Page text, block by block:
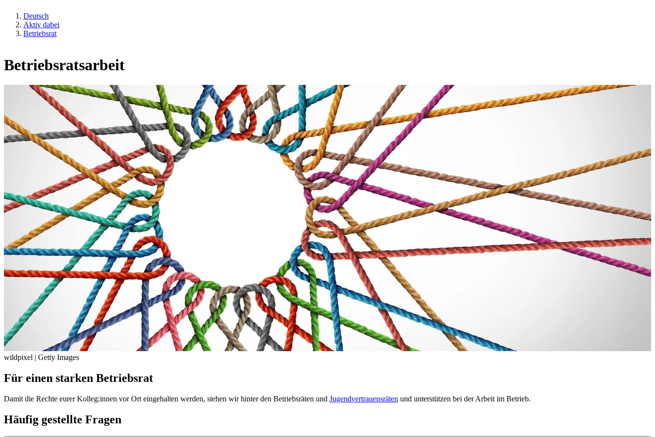
Deutsch
Aktiv dabei
Betriebsrat
Betriebsratsarbeit
wildpixel | Getty Images
Für einen starken Betriebsrat
Damit die Rechte eurer Kolleg:innen vor Ort eingehalten werden, stehen wir hinter den Betriebsräten und Jugendvertrauensräten und unterstützen bei der Arbeit im Betrieb.
Häufig gestellte Fragen